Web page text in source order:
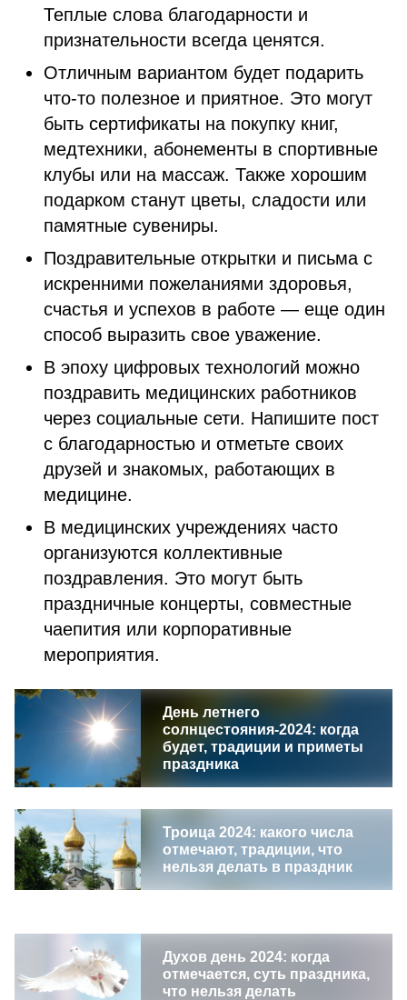
Теплые слова благодарности и
признательности всегда ценятся.
Отличным вариантом будет подарить
что-то полезное и приятное. Это могут
быть сертификаты на покупку книг,
медтехники, абонементы в спортивные
клубы или на массаж. Также хорошим
подарком станут цветы, сладости или
памятные сувениры.
Поздравительные открытки и письма с
искренними пожеланиями здоровья,
счастья и успехов в работе — еще один
способ выразить свое уважение.
В эпоху цифровых технологий можно
поздравить медицинских работников
через социальные сети. Напишите пост
с благодарностью и отметьте своих
друзей и знакомых, работающих в
медицине.
В медицинских учреждениях часто
организуются коллективные
поздравления. Это могут быть
праздничные концерты, совместные
чаепития или корпоративные
мероприятия.
День летнего
солнцестояния-2024: когда
будет, традиции и приметы
праздника
Троица 2024: какого числа
отмечают, традиции, что
нельзя делать в праздник
Духов день 2024: когда
отмечается, суть праздника,
что нельзя делать